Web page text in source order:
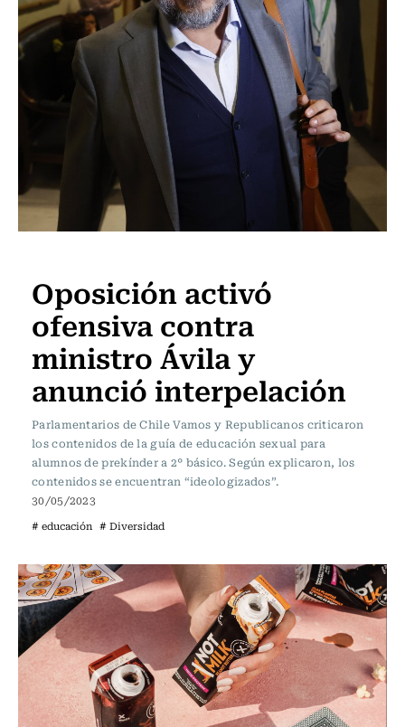
Oposición activó
ofensiva contra
ministro Ávila y
anunció interpelación
Parlamentarios de Chile Vamos y Republicanos criticaron
los contenidos de la guía de educación sexual para
alumnos de prekínder a 2° básico. Según explicaron, los
contenidos se encuentran “ideologizados”.
30/05/2023
# educación # Diversidad